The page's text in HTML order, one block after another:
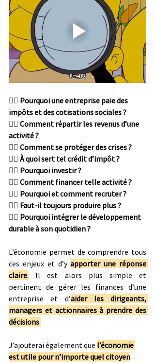
👉🏻 Pourquoi une entreprise paie des
impôts et des cotisations sociales ?
👉🏻 Comment répartir les revenus d’une
activité ?
👉🏻 Comment se protéger des crises ?
👉🏻 À quoi sert tel crédit d’impôt ?
👉🏻 Pourquoi investir ?
👉🏻 Comment financer telle activité ?
👉🏻 Pourquoi et comment recruter ?
👉🏻 Faut-il toujours produire plus ?
👉🏻 Pourquoi intégrer le développement
durable à son quotidien ?
L’économie permet de comprendre tous
ces enjeux et d’y apporter une réponse
claire. Il est alors plus simple et
pertinent de gérer les finances d’une
entreprise et d’aider les dirigeants,
managers et actionnaires à prendre des
décisions.
J’ajouterai également que l’économie
est utile pour n’importe quel citoyen.